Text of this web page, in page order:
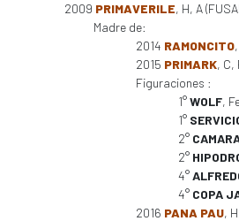
2009 PRIMAVERILE, H, A
Madre de:
2014 RAMONCITO
2015 PRIMARK, C,
Figuraciones :
1°WOLF,
1°
2°
2°
4°
4° COPA
2016 PANA PAU,